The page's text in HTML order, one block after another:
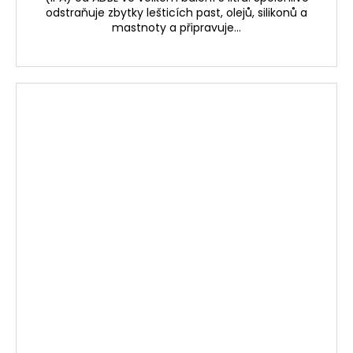
odstraňuje zbytky lešticích past, olejů, silikonů a
mastnoty a připravuje...